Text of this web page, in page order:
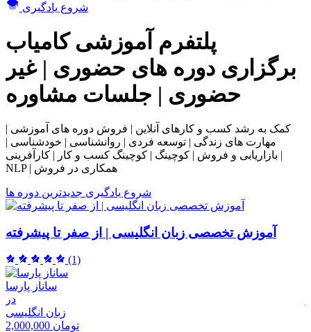
شروع یادگیری
پلتفرم آموزشی کامیاب
برگزاری دوره های حضوری | غیر
حضوری | جلسات مشاوره
کمک به رشد کسب و کارهای آنلاین | فروش دوره های آموزشی |
مهارت های زندگی | توسعه فردی | روانشناسی | خودشناسی |
بازاریابی و فروش | کوچینگ | کوچینگ کسب و کار | کارآفرینی |
NLP | همکاری در فروش
شروع یادگیری جدیدترین دوره ها
آموزش تخصصی زبان انگلیسی | از صفر تا پیشرفته
(1)
ساناز پارسا
در
زبان انگلیسی
2,000,000 تومان